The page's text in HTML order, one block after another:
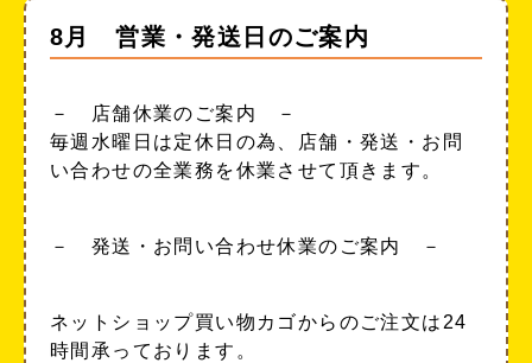
8月 営業・発送日のご案内
－ 店舗休業のご案内 －
毎週水曜日は定休日の為、店舗・発送・お問
い合わせの全業務を休業させて頂きます。
－ 発送・お問い合わせ休業のご案内 －
ネットショップ買い物カゴからのご注文は24
時間承っております。